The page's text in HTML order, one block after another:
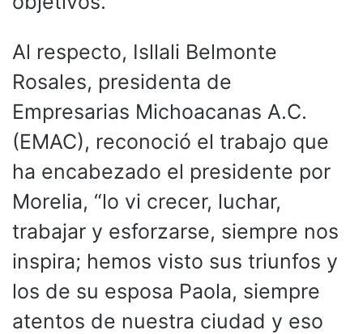
Al respecto, Isllali Belmonte
Rosales, presidenta de
Empresarias Michoacanas A.C.
(EMAC), reconoció el trabajo que
ha encabezado el presidente por
Morelia, “lo vi crecer, luchar,
trabajar y esforzarse, siempre nos
inspira; hemos visto sus triunfos y
los de su esposa Paola, siempre
atentos de nuestra ciudad y eso